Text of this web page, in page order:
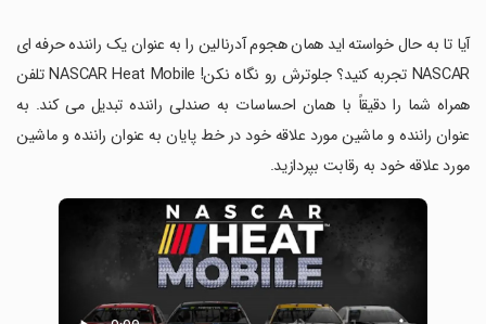
‏آیا تا به حال خواسته اید همان هجوم آدرنالین را به عنوان یک راننده حرفه ای
NASCAR تجربه کنید؟ جلوترش رو نگاه نکن! NASCAR Heat Mobile تلفن
همراه شما را دقیقاً با همان احساسات به صندلی راننده تبدیل می کند. به
عنوان راننده و ماشین مورد علاقه خود در خط پایان به عنوان راننده و ماشین
مورد علاقه خود به رقابت بپردازید.